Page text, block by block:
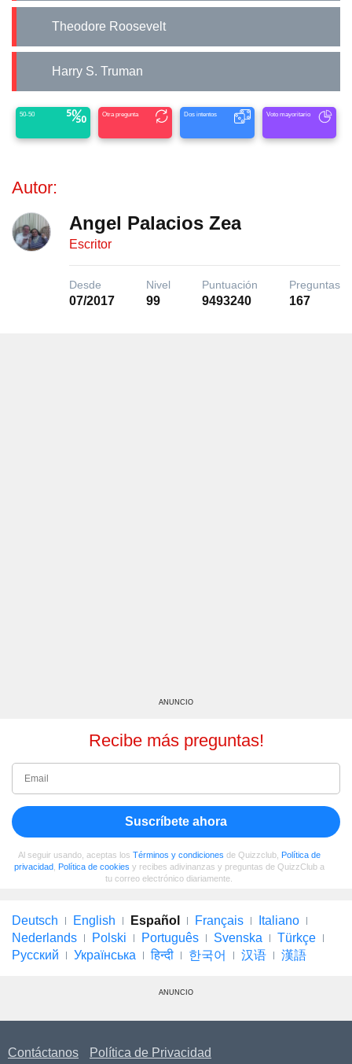
Theodore Roosevelt
Harry S. Truman
50-50 Otra pregunta Dos intentos Voto mayoritario
Autor:
Angel Palacios Zea
Escritor
Desde
07/2017
Nivel
99
Puntuación
9493240
Preguntas
167
ANUNCIO
Recibe más preguntas!
Suscríbete ahora
Al seguir usando, aceptas los Términos y condiciones de Quizzclub, Política de
privacidad, Política de cookies y recibes adivinanzas y preguntas de QuizzClub a
tu correo electrónico diariamente.
Deutsch English Español Français
Italiano
Nederlands
Polski Português Svenska
Türkçe
Русский
Українська हिन्दी 한국어 汉语 漢語
ANUNCIO
Contáctanos
Política de Privacidad